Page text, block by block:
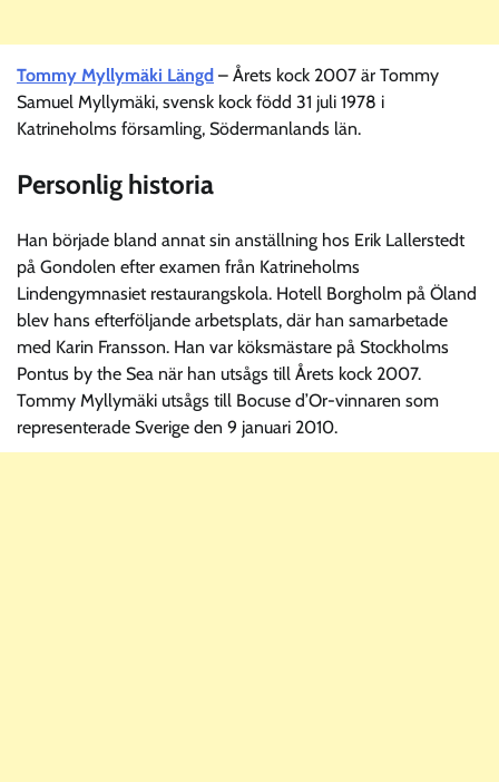
Tommy Myllymäki Längd – Årets kock 2007 är Tommy
Samuel Myllymäki, svensk kock född 31 juli 1978 i
Katrineholms församling, Södermanlands län.
Personlig historia
Han började bland annat sin anställning hos Erik Lallerstedt
på Gondolen efter examen från Katrineholms
Lindengymnasiet restaurangskola. Hotell Borgholm på Öland
blev hans efterföljande arbetsplats, där han samarbetade
med Karin Fransson. Han var köksmästare på Stockholms
Pontus by the Sea när han utsågs till Årets kock 2007.
Tommy Myllymäki utsågs till Bocuse d’Or-vinnaren som
representerade Sverige den 9 januari 2010.